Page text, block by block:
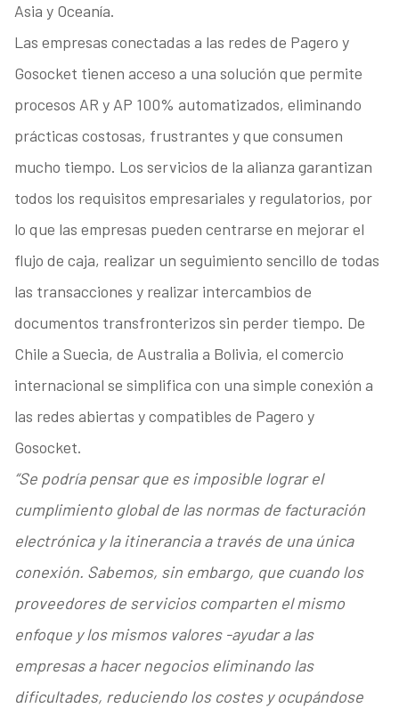
Asia y Oceanía.
Las empresas conectadas a las redes de Pagero y
Gosocket tienen acceso a una solución que permite
procesos AR y AP 100% automatizados, eliminando
prácticas costosas, frustrantes y que consumen
mucho tiempo. Los servicios de la alianza garantizan
todos los requisitos empresariales y regulatorios, por
lo que las empresas pueden centrarse en mejorar el
flujo de caja, realizar un seguimiento sencillo de todas
las transacciones y realizar intercambios de
documentos transfronterizos sin perder tiempo. De
Chile a Suecia, de Australia a Bolivia, el comercio
internacional se simplifica con una simple conexión a
las redes abiertas y compatibles de Pagero y
Gosocket.
“Se podría pensar que es imposible lograr el
cumplimiento global de las normas de facturación
electrónica y la itinerancia a través de una única
conexión. Sabemos, sin embargo, que cuando los
proveedores de servicios comparten el mismo
enfoque y los mismos valores -ayudar a las
empresas a hacer negocios eliminando las
dificultades, reduciendo los costes y ocupándose